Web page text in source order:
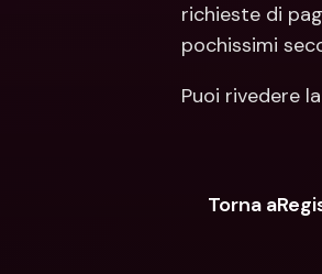
richieste di
pochissimi
Puoi rivedere
Torna